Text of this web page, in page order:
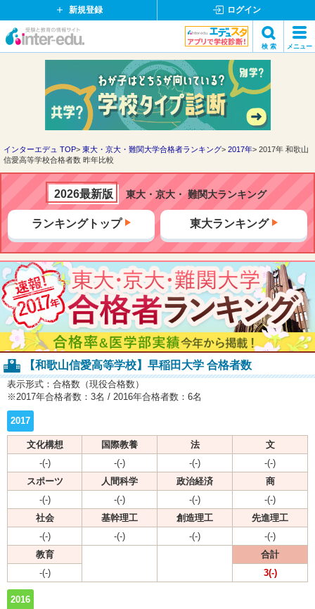
新規登録 ログイン
イ
ド
ッ
ト
検 索 メニュー
検索
インターエデュ TOP 東大・京大・難関大学合格者ランキング 2017年
2017年 和歌山
信愛高等学校合格者数 昨年比較
2026最新版 東大・京大・ 難関大ランキング
ランキングトップ 東大ランキング
【和歌山信愛高等学校】早稲田大学 合格者数
表示形式：合格数（現役合格数）
※2017年合格者数：3名 / 2016年合格者数：6名
2017
文化構想 国際教養 法
文
-(-)
-(-) -(-)
-(-)
スポーツ
人間科学 政治経済
商
-(-)
-(-) -(-)
-(-)
社会
基幹理工 創造理工
先進理工
-(-)
-(-) -(-)
-(-)
教育
合計
-(-)
3(-)
2016